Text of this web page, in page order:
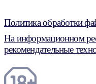
Политика обработки
На информационном
рекомендательные